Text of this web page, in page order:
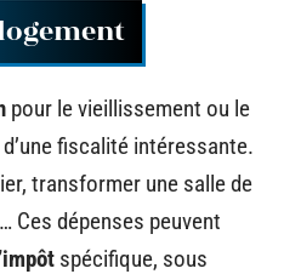
pour le vieillissement ou le
fiscalité intéressante.
transformer une salle de
Ces dépenses peuvent
spécifique, sous